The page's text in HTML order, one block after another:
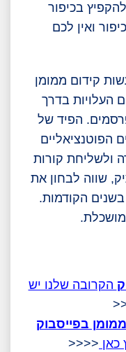
בכיפור
ואין לכם
קידום ממומן
העלויות בדרך
הפיד של
הפוטנציאליים
ולשליחת קורות
שווה לבחון את
הקודמות.
הקרובה שלנו יש
בפייסבוק
כאן <<<<